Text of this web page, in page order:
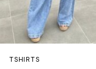
TSHIRTS